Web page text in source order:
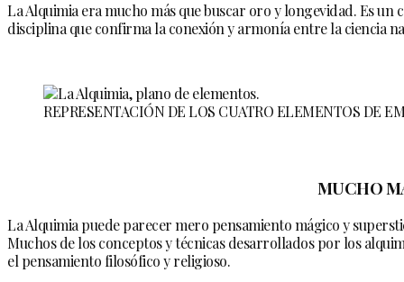
La Alquimia era mucho más que buscar oro y longevidad. Es
disciplina que confirma la conexión y armonía entre la ciencia
REPRESENTACIÓN DE LOS CUATRO ELEMENTOS DE
MUCHO
La Alquimia puede parecer mero pensamiento mágico y
Muchos de los conceptos y técnicas desarrollados por los
el pensamiento filosófico y religioso.